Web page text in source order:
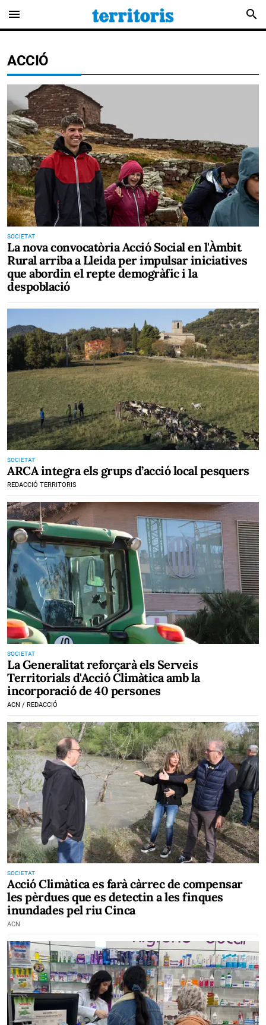
menu search
ACCIÓ
SOCIETAT
La nova convocatòria Acció Social en l'Àmbit
Rural arriba a Lleida per impulsar iniciatives
que abordin el repte demogràfic i la
despoblació
SOCIETAT
ARCA integra els grups d’acció local pesquers
REDACCIÓ TERRITORIS
SOCIETAT
La Generalitat reforçarà els Serveis
Territorials d'Acció Climàtica amb la
incorporació de 40 persones
ACN / REDACCIÓ
SOCIETAT
Acció Climàtica es farà càrrec de compensar
les pèrdues que es detectin a les finques
inundades pel riu Cinca
ACN